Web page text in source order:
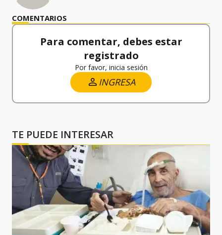
COMENTARIOS
Para comentar, debes estar
registrado
Por favor, inicia sesión
INGRESA
TE PUEDE INTERESAR